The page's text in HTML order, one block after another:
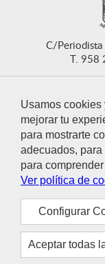
Usamos cookies
mejorar tu
para mostrarte
adecuados,
para
Ver política de
Configurar
Aceptar todas
C/Periodista
T. 958
Aviso legal